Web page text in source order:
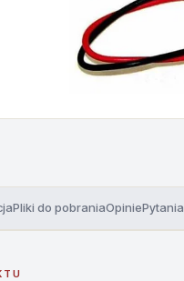
Pliki do pobraniaOpinie